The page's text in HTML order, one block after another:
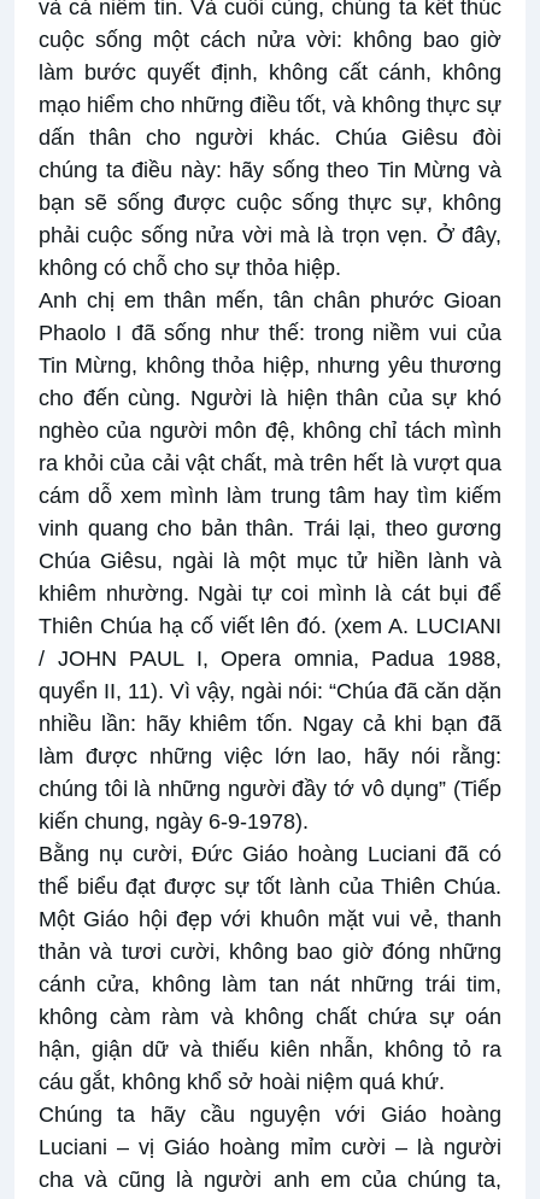
và cả niềm tin. Và cuối cùng, chúng ta kết thúc
cuộc sống một cách nửa vời: không bao giờ
làm bước quyết định, không cất cánh, không
mạo hiểm cho những điều tốt, và không thực sự
dấn thân cho người khác. Chúa Giêsu đòi
chúng ta điều này: hãy sống theo Tin Mừng và
bạn sẽ sống được cuộc sống thực sự, không
phải cuộc sống nửa vời mà là trọn vẹn. Ở đây,
không có chỗ cho sự thỏa hiệp.
Anh chị em thân mến, tân chân phước Gioan
Phaolo I đã sống như thế: trong niềm vui của
Tin Mừng, không thỏa hiệp, nhưng yêu thương
cho đến cùng. Người là hiện thân của sự khó
nghèo của người môn đệ, không chỉ tách mình
ra khỏi của cải vật chất, mà trên hết là vượt qua
cám dỗ xem mình làm trung tâm hay tìm kiếm
vinh quang cho bản thân. Trái lại, theo gương
Chúa Giêsu, ngài là một mục tử hiền lành và
khiêm nhường. Ngài tự coi mình là cát bụi để
Thiên Chúa hạ cố viết lên đó. (xem A. LUCIANI
/ JOHN PAUL I, Opera omnia, Padua 1988,
quyển II, 11). Vì vậy, ngài nói: “Chúa đã căn dặn
nhiều lần: hãy khiêm tốn. Ngay cả khi bạn đã
làm được những việc lớn lao, hãy nói rằng:
chúng tôi là những người đầy tớ vô dụng” (Tiếp
kiến chung, ngày 6-9-1978).
Bằng nụ cười, Đức Giáo hoàng Luciani đã có
thể biểu đạt được sự tốt lành của Thiên Chúa.
Một Giáo hội đẹp với khuôn mặt vui vẻ, thanh
thản và tươi cười, không bao giờ đóng những
cánh cửa, không làm tan nát những trái tim,
không càm ràm và không chất chứa sự oán
hận, giận dữ và thiếu kiên nhẫn, không tỏ ra
cáu gắt, không khổ sở hoài niệm quá khứ.
Chúng ta hãy cầu nguyện với Giáo hoàng
Luciani – vị Giáo hoàng mỉm cười – là người
cha và cũng là người anh em của chúng ta,